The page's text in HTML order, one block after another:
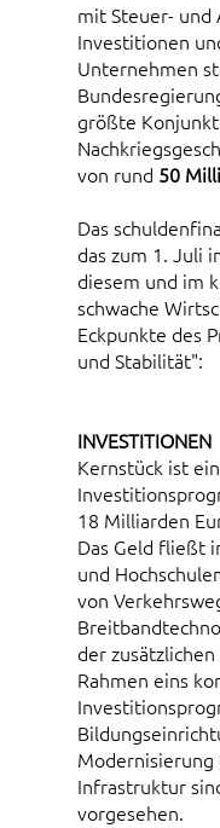
mit Steuer- und
Investitionen
Unternehmen
größte
von rund 50
Das
das zum 1. Juli
diesem und im
schwache
Eckpunkte des
und Stabilität":
INVESTITIONEN
Kernstück ist
18 Milliarden
Das Geld fließt
und
von
der
Rahmen eins
Infrastruktur
vorgesehen.